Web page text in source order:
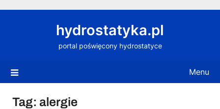
hydrostatyka.pl
portal poświęcony hydrostatyce
Menu
Tag: alergie